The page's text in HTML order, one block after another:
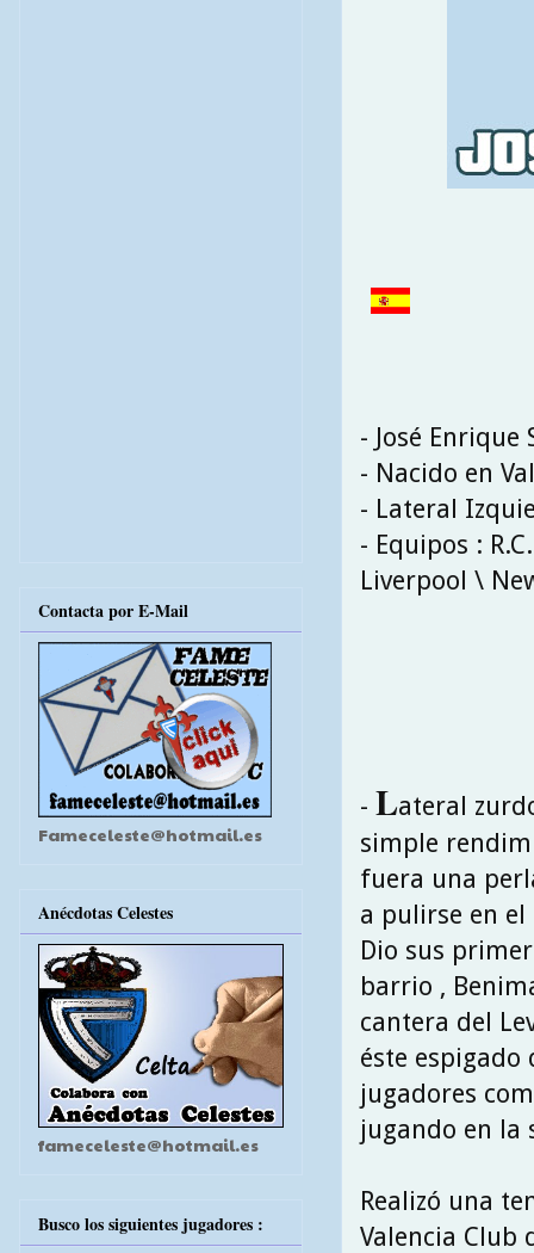
- José Enrique
- Nacido en
- Lateral
- Equipos :
Liverpool \
- Lateral
simple
fuera una
a pulirse en el
Dio sus
barrio ,
cantera del
éste
jugadores
jugando en la
Realizó una
Valencia Club
Contacta por E-Mail
Fameceleste@hotmail.es
Anécdotas Celestes
fameceleste@hotmail.es
Busco los siguientes jugadores :